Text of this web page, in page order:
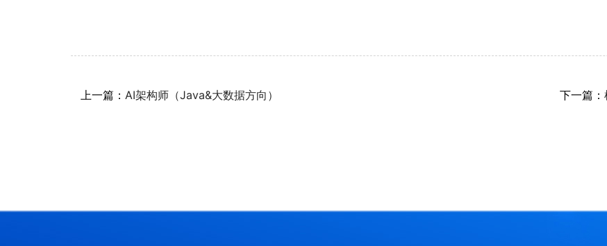
上一篇： AI架构师（Java&大数据方向） 下一篇：